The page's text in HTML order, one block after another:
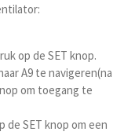
op de SET knop.
A9 te navigeren(na
om toegang te
de SET knop om een